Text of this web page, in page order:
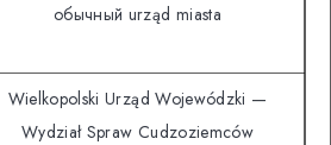
обычный urząd miasta
Wielkopolski Urząd Wojewódzki —
Wydział Spraw Cudzoziemców